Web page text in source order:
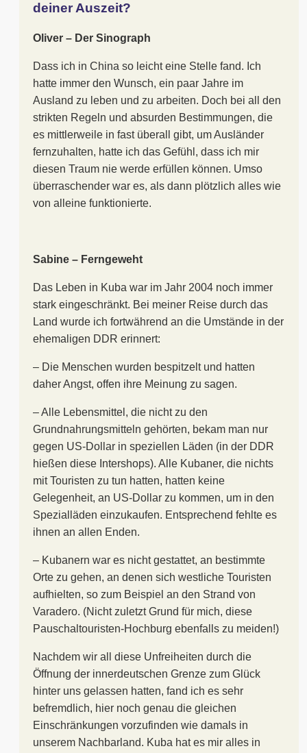
deiner Auszeit?
Oliver – Der Sinograph
Dass ich in China so leicht eine Stelle fand. Ich
hatte immer den Wunsch, ein paar Jahre im
Ausland zu leben und zu arbeiten. Doch bei all den
strikten Regeln und absurden Bestimmungen, die
es mittlerweile in fast überall gibt, um Ausländer
fernzuhalten, hatte ich das Gefühl, dass ich mir
diesen Traum nie werde erfüllen können. Umso
überraschender war es, als dann plötzlich alles wie
von alleine funktionierte.
Sabine – Ferngeweht
Das Leben in Kuba war im Jahr 2004 noch immer
stark eingeschränkt. Bei meiner Reise durch das
Land wurde ich fortwährend an die Umstände in der
ehemaligen DDR erinnert:
– Die Menschen wurden bespitzelt und hatten
daher Angst, offen ihre Meinung zu sagen.
– Alle Lebensmittel, die nicht zu den
Grundnahrungsmitteln gehörten, bekam man nur
gegen US-Dollar in speziellen Läden (in der DDR
hießen diese Intershops). Alle Kubaner, die nichts
mit Touristen zu tun hatten, hatten keine
Gelegenheit, an US-Dollar zu kommen, um in den
Spezialläden einzukaufen. Entsprechend fehlte es
ihnen an allen Enden.
– Kubanern war es nicht gestattet, an bestimmte
Orte zu gehen, an denen sich westliche Touristen
aufhielten, so zum Beispiel an den Strand von
Varadero. (Nicht zuletzt Grund für mich, diese
Pauschaltouristen-Hochburg ebenfalls zu meiden!)
Nachdem wir all diese Unfreiheiten durch die
Öffnung der innerdeutschen Grenze zum Glück
hinter uns gelassen hatten, fand ich es sehr
befremdlich, hier noch genau die gleichen
Einschränkungen vorzufinden wie damals in
unserem Nachbarland. Kuba hat es mir alles in